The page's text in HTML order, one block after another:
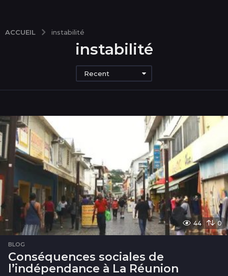
ACCUEIL instabilité
instabilité
Recent
44 0
BLOG
Conséquences sociales de
l’indépendance à La Réunion